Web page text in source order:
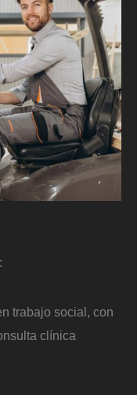
trabajo social, con
clínica